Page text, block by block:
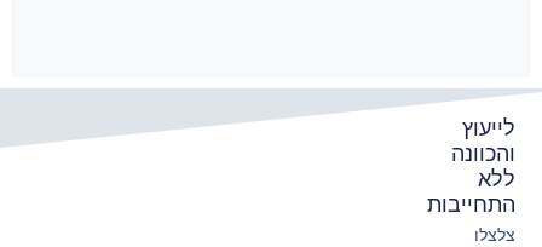
לייעוץ
והכוונה
ללא
התחייבות
צלצלו